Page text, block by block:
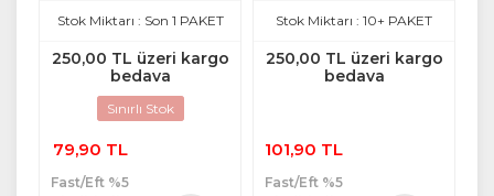
Stok Miktarı : Son 1 PAKET
250,00 TL üzeri kargo
bedava
Sınırlı Stok
79,90 TL
Fast/Eft %5
Stok Miktarı : 10+ PAKET
250,00 TL üzeri kargo
bedava
101,90 TL
Fast/Eft %5